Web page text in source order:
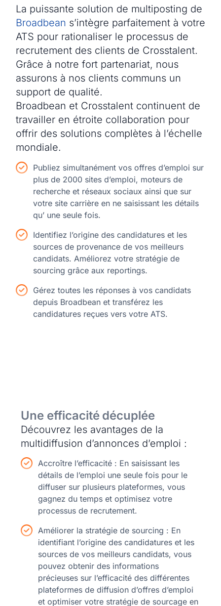
La puissante solution de multiposting de
Broadbean s’intègre parfaitement à votre
ATS pour rationaliser le processus de
recrutement des clients de Crosstalent.
Grâce à notre fort partenariat, nous
assurons à nos clients communs un
support de qualité.
Broadbean et Crosstalent continuent de
travailler en étroite collaboration pour
offrir des solutions complètes à l’échelle
mondiale.
Publiez simultanément vos offres d’emploi sur
plus de 2000 sites d’emploi, moteurs de
recherche et réseaux sociaux ainsi que sur
votre site carrière en ne saisissant les détails
qu’ une seule fois.
Identifiez l’origine des candidatures et les
sources de provenance de vos meilleurs
candidats. Améliorez votre stratégie de
sourcing grâce aux reportings.
Gérez toutes les réponses à vos candidats
depuis Broadbean et transférez les
candidatures reçues vers votre ATS.
Une efficacité décuplée
Découvrez les avantages de la
multidiffusion d’annonces d’emploi :
Accroître l’efficacité : En saisissant les
détails de l’emploi une seule fois pour le
diffuser sur plusieurs plateformes, vous
gagnez du temps et optimisez votre
processus de recrutement.
Améliorer la stratégie de sourcing : En
identifiant l’origine des candidatures et les
sources de vos meilleurs candidats, vous
pouvez obtenir des informations
précieuses sur l’efficacité des différentes
plateformes de diffusion d’offres d’emploi
et optimiser votre stratégie de sourcage en